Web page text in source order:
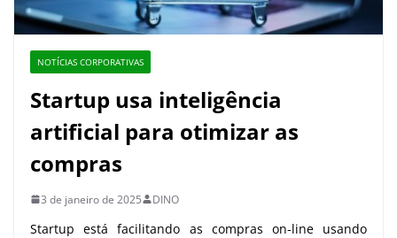
NOTÍCIAS CORPORATIVAS
Startup usa inteligência
artificial para otimizar as
compras
3 de janeiro de 2025 DINO
Startup está facilitando as compras on-line usando